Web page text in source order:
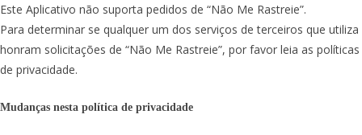
Este Aplicativo não suporta pedidos de “Não Me Rastreie”.
Para determinar se qualquer um dos serviços de terceiros que utiliza
honram solicitações de “Não Me Rastreie”, por favor leia as políticas
de privacidade.
Mudanças nesta política de privacidade